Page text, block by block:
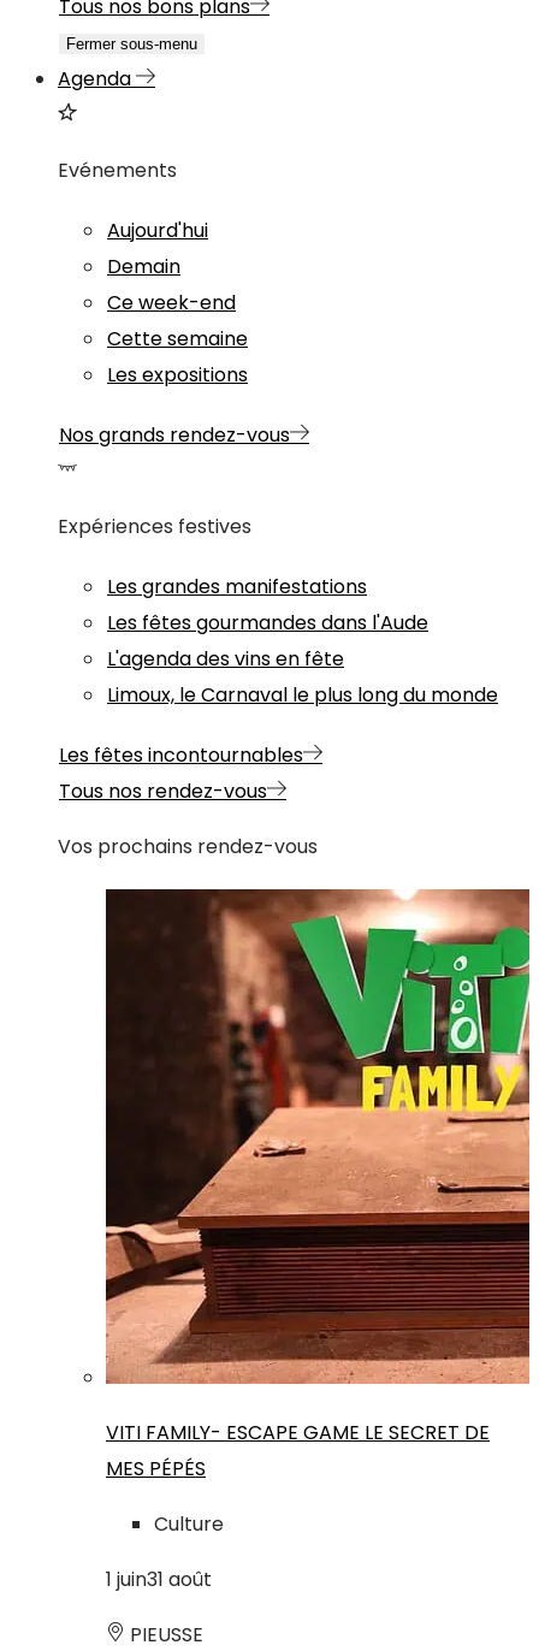
Tous nos bons plans
Fermer sous-menu
Agenda
Evénements
Aujourd'hui
Demain
Ce week-end
Cette semaine
Les expositions
Nos grands rendez-vous
Expériences festives
Les grandes manifestations
Les fêtes gourmandes dans l'Aude
L'agenda des vins en fête
Limoux, le Carnaval le plus long du monde
Les fêtes incontournables
Tous nos rendez-vous
Vos prochains rendez-vous
VITI FAMILY- ESCAPE GAME LE SECRET DE
MES PÉPÉS
Culture
1 juin31 août
PIEUSSE